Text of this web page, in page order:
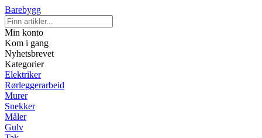
Barebygg
Min konto
Kom i gang
Nyhetsbrevet
Kategorier
Elektriker
Rørleggerarbeid
Murer
Snekker
Måler
Gulv